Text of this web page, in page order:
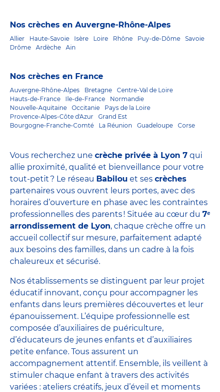
Nos crèches en Auvergne-Rhône-Alpes
Allier Haute-Savoie Isère Loire Rhône Puy-de-Dôme
Savoie
Drôme
Ardèche Ain
Nos crèches en France
Auvergne-Rhône-Alpes Bretagne
Centre-Val de Loire
Hauts-de-France
Ile-de-France
Normandie
Nouvelle-Aquitaine
Occitanie
Pays de la Loire
Provence-Alpes-Côte d'Azur
Grand Est
Bourgogne-Franche-Comté
La Réunion Guadeloupe Corse
Vous recherchez une crèche privée à Lyon 7 qui
allie proximité, qualité et bienveillance pour votre
tout-petit ? Le réseau Babilou et ses crèches
partenaires vous ouvrent leurs portes, avec des
horaires d’ouverture en phase avec les contraintes
professionnelles des parents ! Située au cœur du 7ᵉ
arrondissement de Lyon, chaque crèche offre un
accueil collectif sur mesure, parfaitement adapté
aux besoins des familles, dans un cadre à la fois
chaleureux et sécurisé.
Nos établissements se distinguent par leur projet
éducatif innovant, conçu pour accompagner les
enfants dans leurs premières découvertes et leur
épanouissement. L’équipe professionnelle est
composée d’auxiliaires de puériculture,
d’éducateurs de jeunes enfants et d’auxiliaires
petite enfance. Tous assurent un
accompagnement attentif. Ensemble, ils veillent à
stimuler chaque enfant à travers des activités
variées : ateliers créatifs, jeux d’éveil et moments